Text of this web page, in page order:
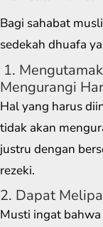
Bagi sahabat
sedekah dhuafa
1.
Mengurangi
Hal yang harus
tidak akan
justru dengan
rezeki.
2. Dapat
Musti ingat